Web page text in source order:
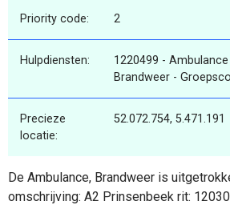
Priority code: 2
Hulpdiensten:
1220499 -
Brandweer -
Precieze
locatie:
52.072.754, 5.471.191
De Ambulance, Brandweer is
omschrijving: A2 Prinsenbeek rit: